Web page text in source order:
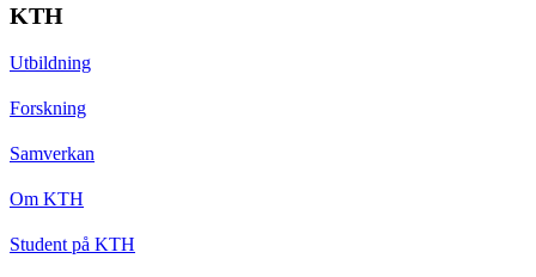
KTH
Utbildning
Forskning
Samverkan
Om KTH
Student på KTH